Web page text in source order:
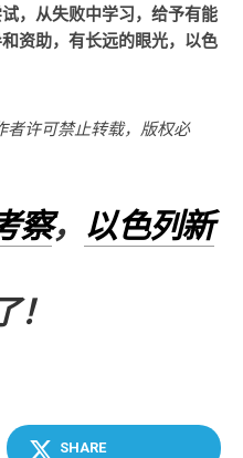
，从失败中学习，给予有能
资助，有长远的眼光，以色
者许可禁止转载，版权必
察， 以色列新
！
SHARE